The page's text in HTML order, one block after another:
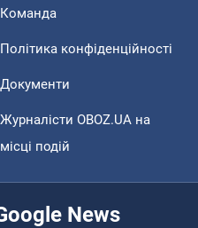
Команда
Політика конфіденційності
Документи
Журналісти OBOZ.UA на
місці подій
News